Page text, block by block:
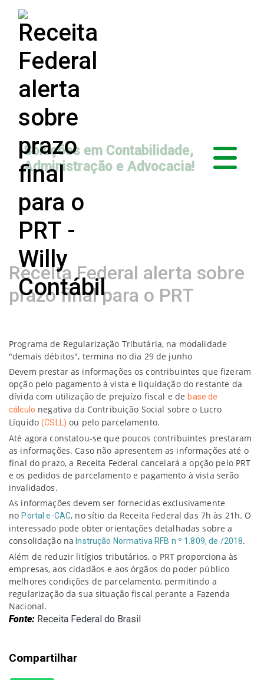
Soluções em Contabilidade,
Administração e Advocacia!
Receita Federal alerta sobre
prazo final para o PRT
Programa de Regularização Tributária, na modalidade
"demais débitos", termina no dia 29 de junho
Devem prestar as informações os contribuintes que fizeram
opção pelo pagamento à vista e liquidação do restante da
dívida com utilização de prejuízo fiscal e debase de
cálculo negativa da Contribuição Social sobre o Lucro
Líquido(CSLL) ou pelo parcelamento.
Até agora constatou-se que poucos contribuintes prestaram
as informações. Caso não apresentem as informações até o
final do prazo, a Receita Federal cancelará a opção pelo PRT
e os pedidos de parcelamento e pagamento à vista serão
invalidados.
As informações devem ser fornecidas exclusivamente
noPortal e-CAC, no sítio da Receita Federal das 7h às 21h. O
interessado pode obter orientações detalhadas sobre a
consolidação na Instrução Normativa RFB n º 1.809, de /2018.
Além de reduzir litígios tributários, o PRT proporciona às
empresas, aos cidadãos e aos órgãos do poder público
melhores condições de parcelamento, permitindo a
regularização da sua situação fiscal perante a Fazenda
Nacional.
Fonte: Receita Federal do Brasil
Compartilhar